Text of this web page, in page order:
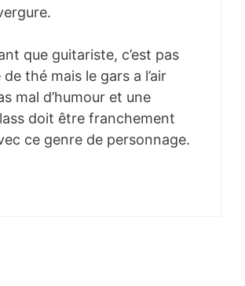
que guitariste, c’est pas
thé mais le gars a l’air
mal d’humour et une
doit être franchement
ce genre de personnage.